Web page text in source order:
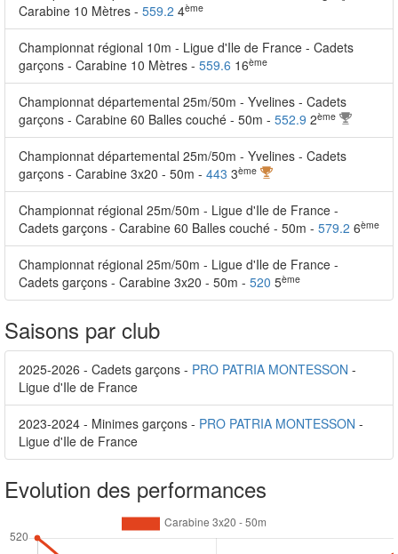
Carabine 10 Mètres - 559.2 4ème
Championnat régional 10m - Ligue d'Ile de France - Cadets
garçons - Carabine 10 Mètres - 559.6 16ème
Championnat départemental 25m/50m - Yvelines - Cadets
garçons - Carabine 60 Balles couché - 50m - 552.9 2ème
Championnat départemental 25m/50m - Yvelines - Cadets
garçons - Carabine 3x20 - 50m - 443 3ème
Championnat régional 25m/50m - Ligue d'Ile de France -
Cadets garçons - Carabine 60 Balles couché - 50m - 579.2 6ème
Championnat régional 25m/50m - Ligue d'Ile de France -
Cadets garçons - Carabine 3x20 - 50m - 520 5ème
Saisons par club
2025-2026 - Cadets garçons - PRO PATRIA MONTESSON -
Ligue d'Ile de France
2023-2024 - Minimes garçons - PRO PATRIA MONTESSON -
Ligue d'Ile de France
Evolution des performances